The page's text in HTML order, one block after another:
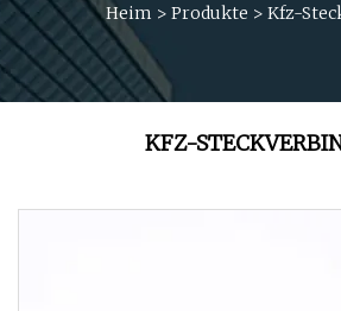
Heim > Produkte > Kfz-
KFZ-